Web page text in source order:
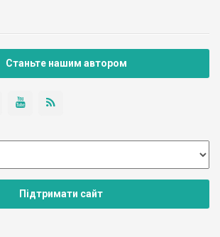
Станьте нашим автором
Підтримати сайт